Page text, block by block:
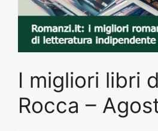
I migliori libri
Rocca –